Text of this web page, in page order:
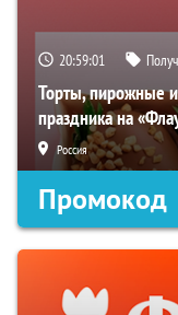
20:59:00
Торты, пирожные
праздника на
Россия
Промокод